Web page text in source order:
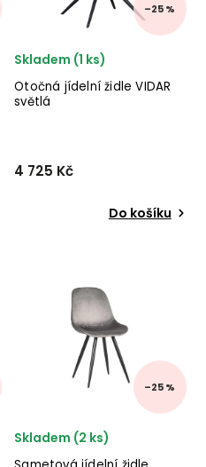
–25 %
Otočná jídelní židle VIDAR
světlá
Skladem (1 ks)
4 725 Kč
Do košíku
nábytku LABEL51 v
kombinaci černých
kovových nohou a buklé
potahu ve světlé barvě.
–25 %
Skladem (2 ks)